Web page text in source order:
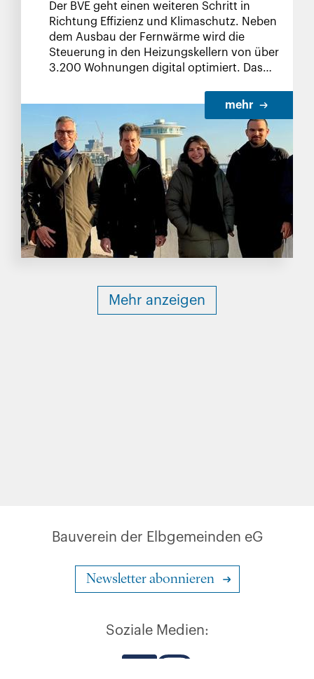
Der BVE geht einen weiteren Schritt in
Richtung Effizienz und Klimaschutz. Neben
dem Ausbau der Fernwärme wird die
Steuerung in den Heizungskellern von über
3.200 Wohnungen digital optimiert. Das
Wohneinheiten, die heute über Fernwärme
versorgt werden.
mehr
Mehr anzeigen
Bauverein der Elbgemeinden eG
Newsletter abonnieren
Soziale Medien: